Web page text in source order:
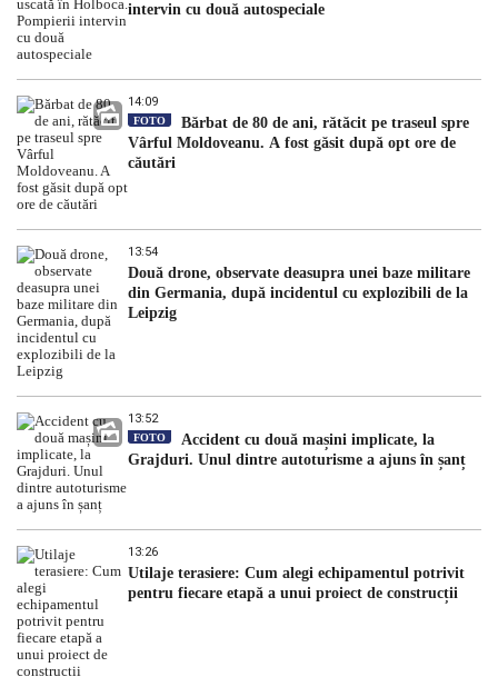
intervin cu două autospeciale
14:09
FOTO
Bărbat de 80 de ani, rătăcit pe traseul spre
Vârful Moldoveanu. A fost găsit după opt ore de
căutări
13:54
Două drone, observate deasupra unei baze militare
din Germania, după incidentul cu explozibili de la
Leipzig
13:52
FOTO
Accident cu două mașini implicate, la
Grajduri. Unul dintre autoturisme a ajuns în șanț
13:26
Utilaje terasiere: Cum alegi echipamentul potrivit
pentru fiecare etapă a unui proiect de construcții